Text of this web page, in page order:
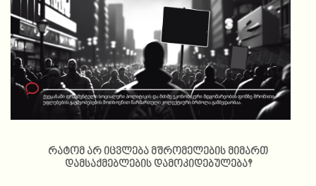
რატომ არ იცვლება მშრომელების მიმართ
დამსაქმებლების დამოკიდებულება?